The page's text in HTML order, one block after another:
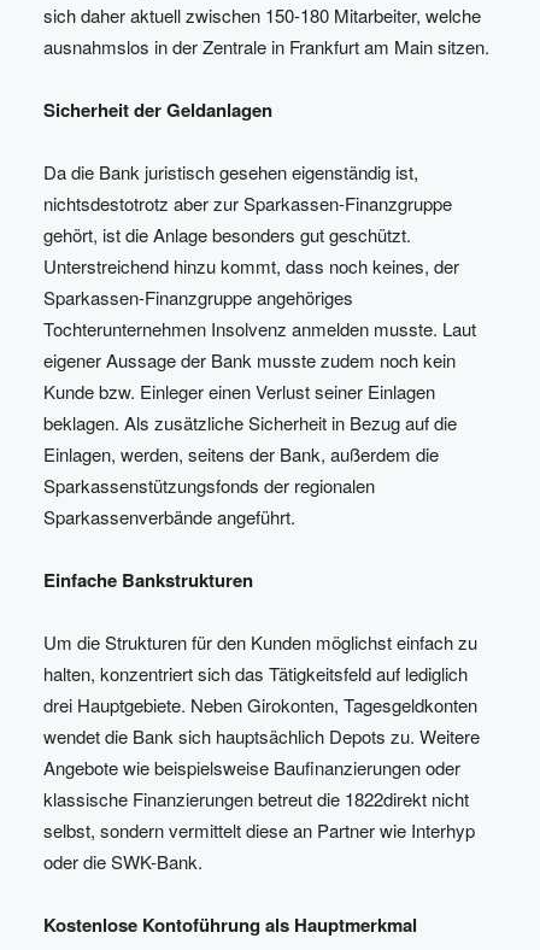
sich daher aktuell zwischen 150-180 Mitarbeiter, welche
ausnahmslos in der Zentrale in Frankfurt am Main sitzen.
Sicherheit der Geldanlagen
Da die Bank juristisch gesehen eigenständig ist,
nichtsdestotrotz aber zur Sparkassen-Finanzgruppe
gehört, ist die Anlage besonders gut geschützt.
Unterstreichend hinzu kommt, dass noch keines, der
Sparkassen-Finanzgruppe angehöriges
Tochterunternehmen Insolvenz anmelden musste. Laut
eigener Aussage der Bank musste zudem noch kein
Kunde bzw. Einleger einen Verlust seiner Einlagen
beklagen. Als zusätzliche Sicherheit in Bezug auf die
Einlagen, werden, seitens der Bank, außerdem die
Sparkassenstützungsfonds der regionalen
Sparkassenverbände angeführt.
Einfache Bankstrukturen
Um die Strukturen für den Kunden möglichst einfach zu
halten, konzentriert sich das Tätigkeitsfeld auf lediglich
drei Hauptgebiete. Neben Girokonten, Tagesgeldkonten
wendet die Bank sich hauptsächlich Depots zu. Weitere
Angebote wie beispielsweise Baufinanzierungen oder
klassische Finanzierungen betreut die 1822direkt nicht
selbst, sondern vermittelt diese an Partner wie Interhyp
oder die SWK-Bank.
Kostenlose Kontoführung als Hauptmerkmal